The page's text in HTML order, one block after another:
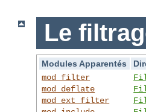
Le
Modules Apparentés
mod_filter
mod_deflate
mod_ext_filter